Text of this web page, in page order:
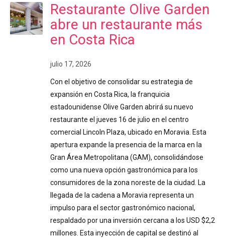
Restaurante Olive Garden
abre un restaurante más
en Costa Rica
julio 17, 2026
Con el objetivo de consolidar su estrategia de
expansión en Costa Rica, la franquicia
estadounidense Olive Garden abrirá su nuevo
restaurante el jueves 16 de julio en el centro
comercial Lincoln Plaza, ubicado en Moravia. Esta
apertura expande la presencia de la marca en la
Gran Área Metropolitana (GAM), consolidándose
como una nueva opción gastronómica para los
consumidores de la zona noreste de la ciudad. La
llegada de la cadena a Moravia representa un
impulso para el sector gastronómico nacional,
respaldado por una inversión cercana a los USD $2,2
millones. Esta inyección de capital se destinó al